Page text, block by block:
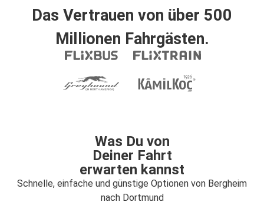
Das Vertrauen von über 500
Millionen Fahrgästen.
Was Du von
Deiner Fahrt
erwarten kannst
Schnelle, einfache und günstige Optionen von Bergheim
nach Dortmund